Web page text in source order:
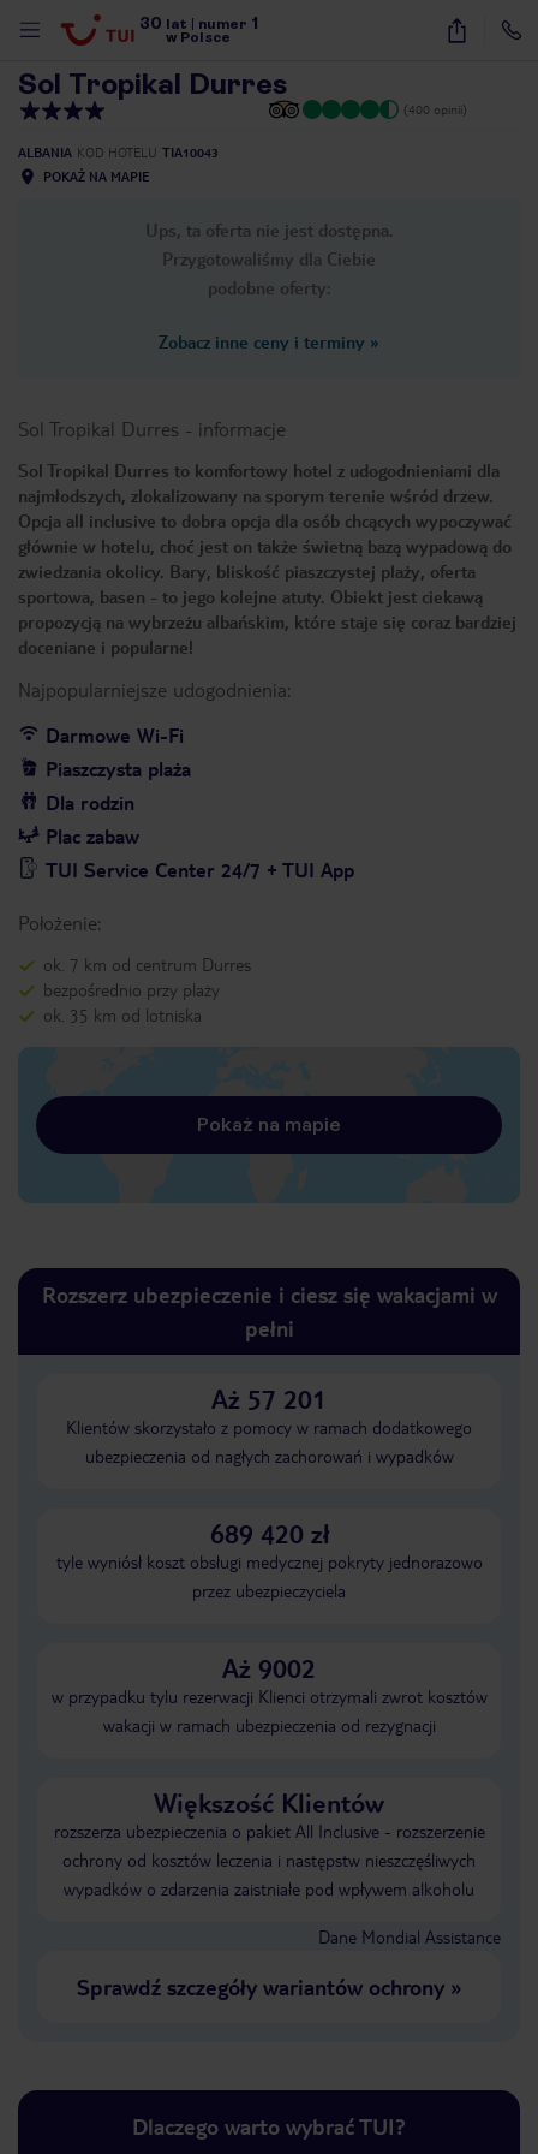
30 lat numer 1
w Polsce
44
Sol Tropikal Durres
(400 opinii)
ALBANIA KOD HOTELU TIA10043
POKAŻ NA MAPIE
Ups, ta oferta nie jest dostępna.
Przygotowaliśmy dla Ciebie
podobne oferty:
Zobacz inne ceny i terminy »
Sol Tropikal Durres - informacje
Sol Tropikal Durres to komfortowy hotel z udogodnieniami dla
najmłodszych, zlokalizowany na sporym terenie wśród drzew.
Opcja all inclusive to dobra opcja dla osób chcących wypoczywać
głównie w hotelu, choć jest on także świetną bazą wypadową do
zwiedzania okolicy. Bary, bliskość piaszczystej plaży, oferta
sportowa, basen - to jego kolejne atuty. Obiekt jest ciekawą
propozycją na wybrzeżu albańskim, które staje się coraz bardziej
doceniane i popularne!
Najpopularniejsze udogodnienia:
Darmowe Wi-Fi
Piaszczysta plaża
Dla rodzin
Plac zabaw
TUI Service Center 24/7 + TUI App
Położenie:
ok. 7 km od centrum Durres
bezpośrednio przy plaży
ok. 35 km od lotniska
Pokaż na mapie
Rozszerz ubezpieczenie i ciesz się wakacjami w
pełni
Aż 57 201
Klientów skorzystało z pomocy w ramach dodatkowego
ubezpieczenia od nagłych zachorowań i wypadków
689 420 zł
tyle wyniósł koszt obsługi medycznej pokryty jednorazowo
przez ubezpieczyciela
Aż 9002
w przypadku tylu rezerwacji Klienci otrzymali zwrot kosztów
wakacji w ramach ubezpieczenia od rezygnacji
Większość Klientów
rozszerza ubezpieczenia o pakiet All Inclusive - rozszerzenie
ochrony od kosztów leczenia i następstw nieszczęśliwych
wypadków o zdarzenia zaistniałe pod wpływem alkoholu
Dane Mondial Assistance
Sprawdź szczegóły wariantów ochrony»
Dlaczego warto wybrać TUI?